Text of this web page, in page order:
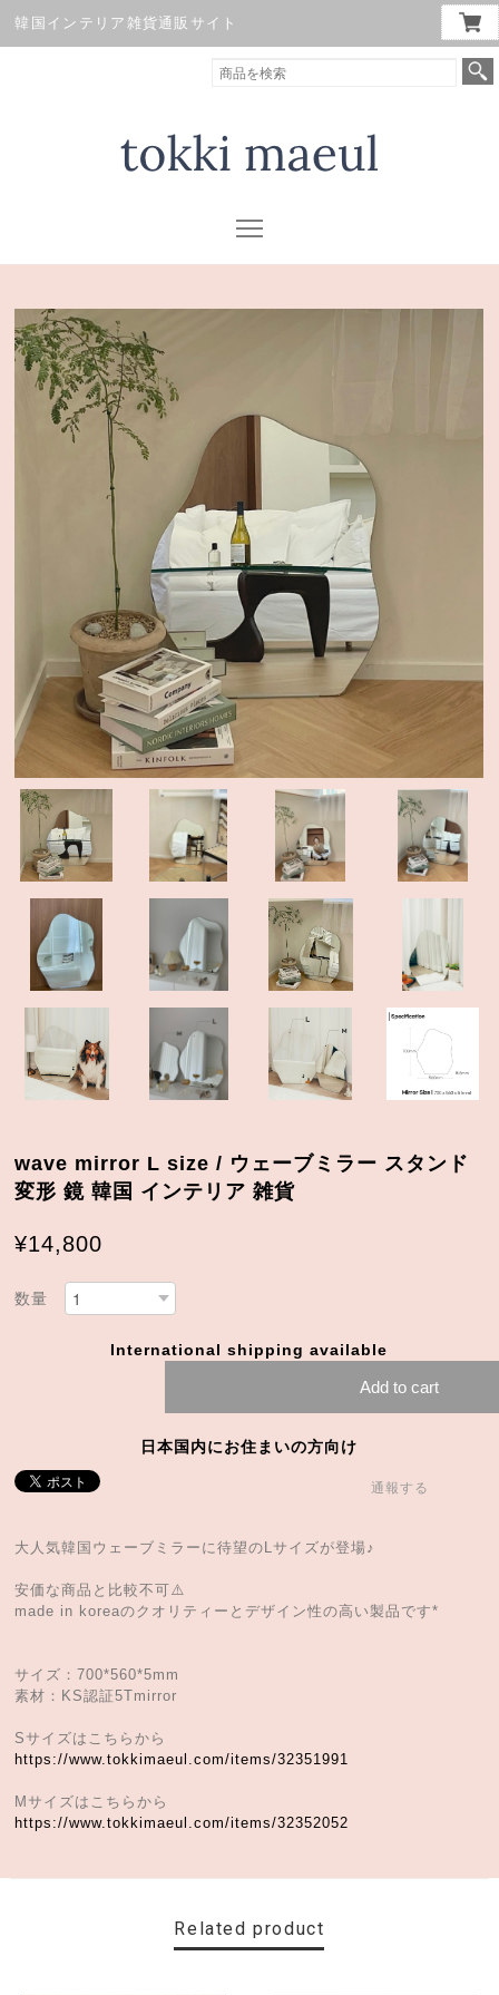
韓国インテリア雑貨通販サイト
wave mirror L size / ウェーブミラー スタンド
変形 鏡 韓国 インテリア 雑貨
¥14,800
数量
International shipping available
Add to cart
日本国内にお住まいの方向け
通報する
大人気韓国ウェーブミラーに待望のLサイズが登場♪
安価な商品と比較不可⚠️
made in koreaのクオリティーとデザイン性の高い製品です*
サイズ：700*560*5mm
素材：KS認証5Tmirror
Sサイズはこちらから
https://www.tokkimaeul.com/items/32351991
Mサイズはこちらから
https://www.tokkimaeul.com/items/32352052
Related product